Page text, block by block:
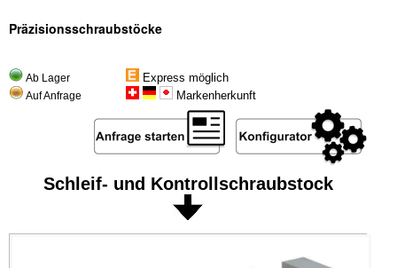
Präzisionsschraubstöcke
Ab Lager
Auf Anfrage
Express möglich
Markenherkunft
Schleif- und Kontrollschraubstock